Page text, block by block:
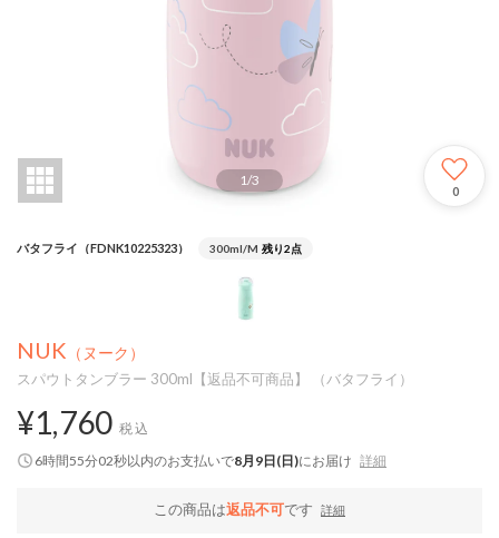
1/3
0
バタフライ（FDNK10225323） 300ml/M 残り2点
NUK （ヌーク）
スパウトタンブラー 300ml【返品不可商品】 （バタフライ）
¥1,760 税込
6時間55分01秒以内のお支払いで8月9日(日)にお届け 詳細
この商品は返品不可です 詳細